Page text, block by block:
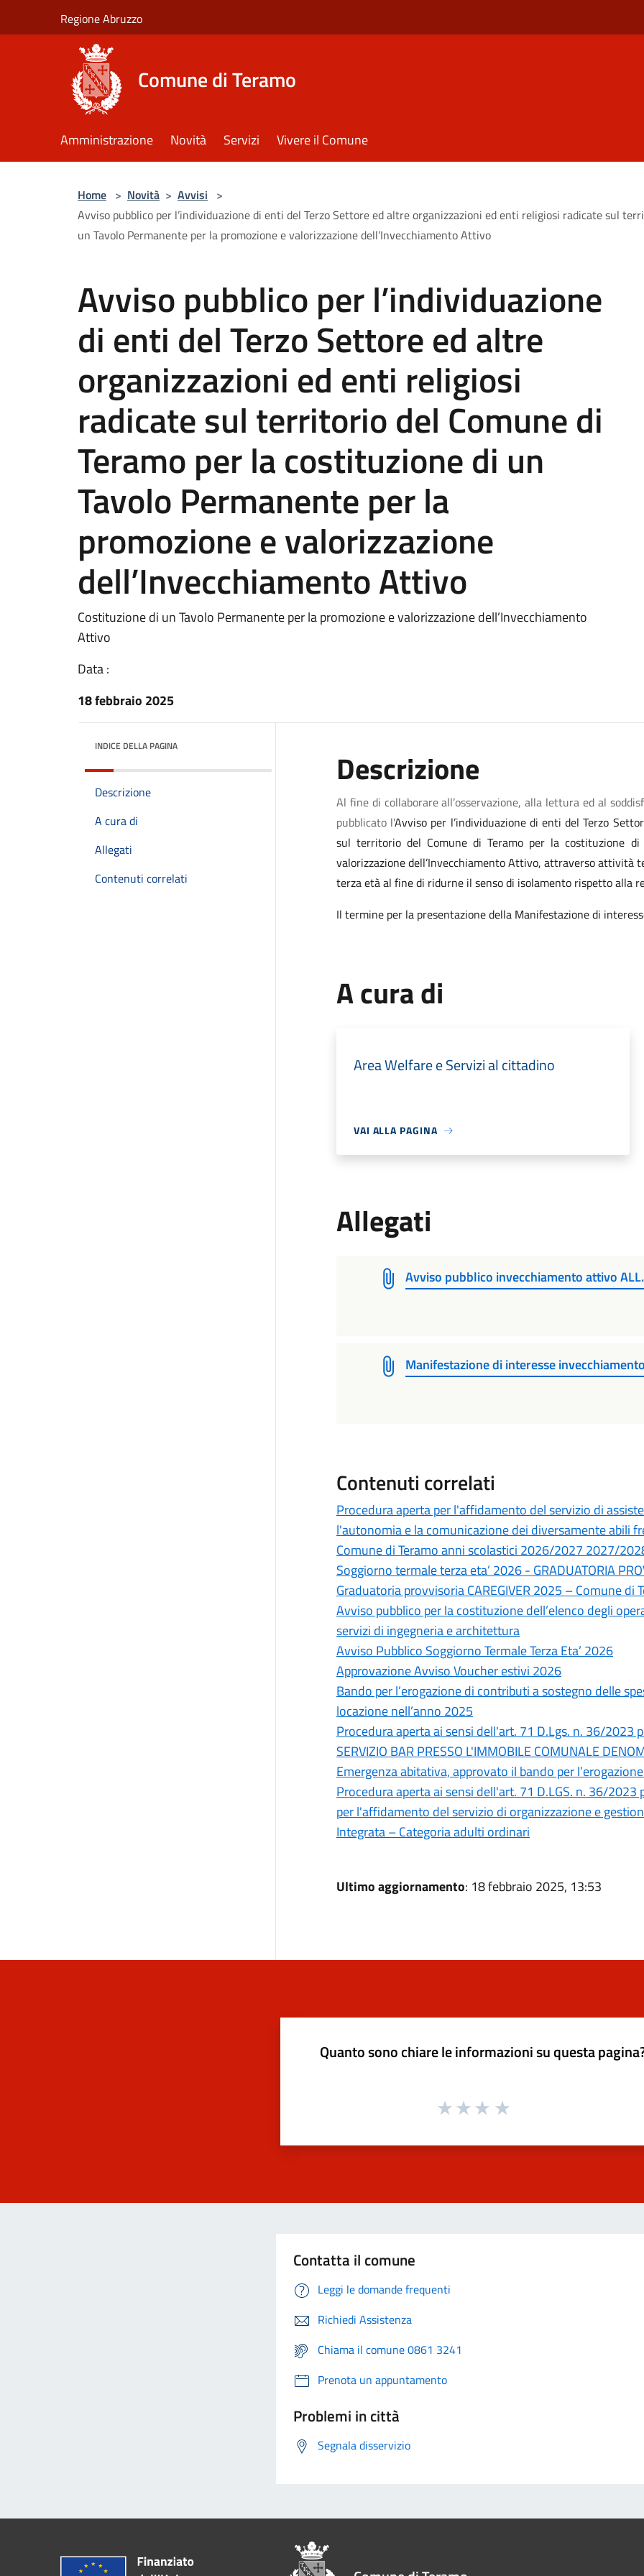
Regione Abruzzo
Comune di Teramo
Amministrazione Novità Servizi Vivere il Comune
Home > Novità > Avvisi >
Avviso pubblico per l’individuazione di enti del Terzo Settore ed altre organizzazioni ed enti religiosi radicate sul
un Tavolo Permanente per la promozione e valorizzazione dell’Invecchiamento Attivo
Avviso pubblico per l’individuazione
di enti del Terzo Settore ed altre
organizzazioni ed enti religiosi
radicate sul territorio del Comune di
Teramo per la costituzione di un
Tavolo Permanente per la
promozione e valorizzazione
dell’Invecchiamento Attivo
Costituzione di un Tavolo Permanente per la promozione e valorizzazione dell’Invecchiamento
Attivo
Data :
18 febbraio 2025
INDICE DELLA PAGINA
Descrizione
A cura di
Allegati
Contenuti correlati
Descrizione
Al fine di collaborare all’osservazione, alla lettura ed al
pubblicato l'Avviso per l’individuazione di enti del Terzo
sul territorio del Comune di Teramo per la costituzione
valorizzazione dell’Invecchiamento Attivo, attraversoattività
terza età al fine di ridurne il senso di isolamento rispetto alla
Il termine per la presentazione della Manifestazione di
A cura di
Area Welfare e Servizi al cittadino
VAI ALLA PAGINA
Allegati
Avviso pubblico invecchiamento attivo
Manifestazione di interesse
Contenuti correlati
Procedura aperta per l'affidamento del servizio di
l'autonomia e la comunicazione dei diversamente abili
Comune di Teramo anni scolastici 2026/2027 2027/
Soggiorno termale terza eta’ 2026 - GRADUATORIA
Graduatoria provvisoria CAREGIVER 2025 – Comune di
Avviso pubblico per la costituzione dell’elenco degli
servizi di ingegneria e architettura
Avviso Pubblico Soggiorno Termale Terza Eta’ 2026
Approvazione Avviso Voucher estivi 2026
Bando per l’erogazione di contributi a sostegno delle
locazione nell’anno 2025
Procedura aperta ai sensi dell'art. 71 D.Lgs. n. 36/2023
SERVIZIO BAR PRESSO L'IMMOBILE COMUNALE
Emergenza abitativa, approvato il bando per
Procedura aperta ai sensi dell'art. 71 D.LGS. n. 36/
per l'affidamento del servizio di organizzazione e
Integrata – Categoria adulti ordinari
Ultimo aggiornamento: 18 febbraio 2025, 13:53
Quanto sono chiare le informazioni su questa
Contatta il comune
Leggi le domande frequenti
Richiedi Assistenza
Chiama il comune 0861 3241
Prenota un appuntamento
Problemi in città
Segnala disservizio